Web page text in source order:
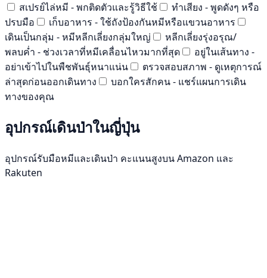
สเปรย์ไล่หมี - พกติดตัวและรู้วิธีใช้
ทำเสียง - พูดดังๆ หรือ
ปรบมือ
เก็บอาหาร - ใช้ถังป้องกันหมีหรือแขวนอาหาร
เดินเป็นกลุ่ม - หมีหลีกเลี่ยงกลุ่มใหญ่
หลีกเลี่ยงรุ่งอรุณ/
พลบค่ำ - ช่วงเวลาที่หมีเคลื่อนไหวมากที่สุด
อยู่ในเส้นทาง -
อย่าเข้าไปในพืชพันธุ์หนาแน่น
ตรวจสอบสภาพ - ดูเหตุการณ์
ล่าสุดก่อนออกเดินทาง
บอกใครสักคน - แชร์แผนการเดิน
ทางของคุณ
อุปกรณ์เดินป่าในญี่ปุ่น
อุปกรณ์รับมือหมีและเดินป่า คะแนนสูงบน Amazon และ
Rakuten